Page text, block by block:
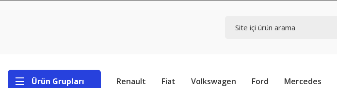
Ürün Grupları Renault Fiat Volkswagen Ford Mercedes